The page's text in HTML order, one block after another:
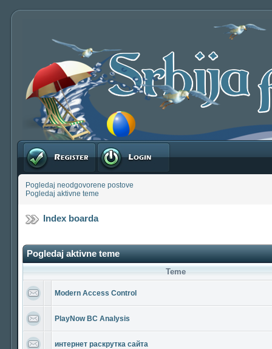
Registruj se Prijavite se
Pogledaj neodgovorene postove
Pogledaj aktivne teme
Index boarda
Pogledaj aktivne teme
Teme
Modern Access Control
PlayNow BC Analysis
интернет раскрутка сайта